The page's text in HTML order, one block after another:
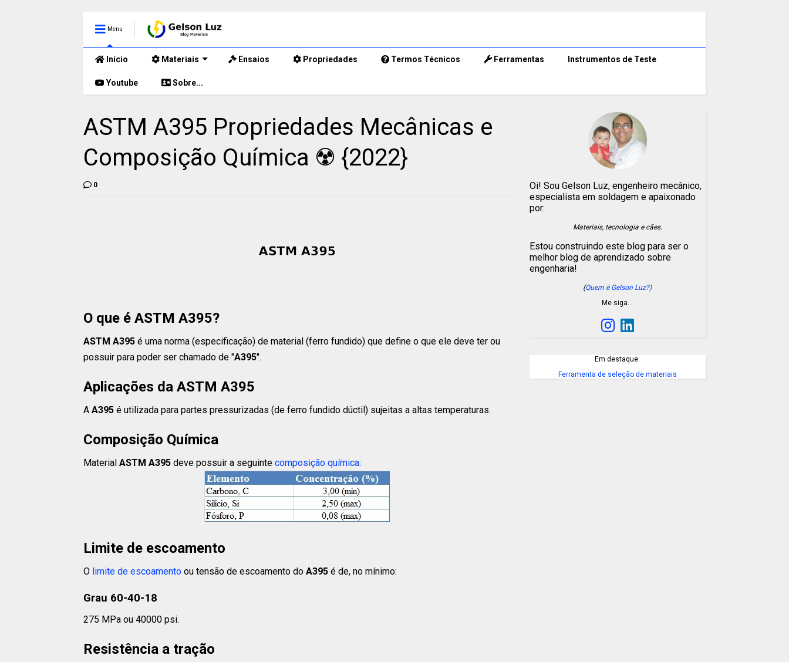
Menu
Início Materiais Ensaios Propriedades Termos Técnicos Ferramentas Instrumentos de Teste
Youtube Sobre...
ASTM A395 Propriedades Mecânicas e
Composição Química ☢️ {2022}
0
O que é ASTM A395?
ASTM A395 é uma norma (especificação) de material (ferro fundido) que define o que ele deve ter ou
possuir para poder ser chamado de "A395".
Aplicações da ASTM A395
A A395 é utilizada para partes pressurizadas (de ferro fundido dúctil) sujeitas a altas temperaturas.
Composição Química
Material ASTM A395 deve possuir a seguinte composição química:
Limite de escoamento
O limite de escoamento ou tensão de escoamento do A395 é de, no mínimo:
Grau 60-40-18
275 MPa ou 40000 psi.
Resistência a tração
Oi! Sou Gelson Luz, engenheiro mecânico,
especialista em soldagem e apaixonado
por:
Materiais, tecnologia e cães.
Estou construindo este blog para ser o
melhor blog de aprendizado sobre
engenharia!
(Quem é Gelson Luz?)
Me siga…
Em destaque:
Ferramenta de seleção de materiais